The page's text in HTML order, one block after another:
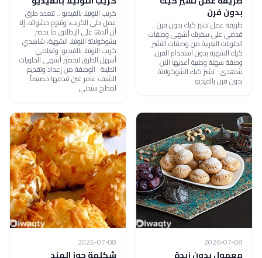
بدون فرن
طريقة عمل تشيز كيك بدون فرن ..
قدمي على سفرتك أشهى وصفات
الحلويات الغربية من وصفات التشيز
كيك الشهية بدون استخدام الفرن،
وصفة سهلة وطيبة أعديها الآن
شاهدي: تشيز كيك الشوكولاتة
بدون فرن بالفيديو
كريب النوتيلا بالفيديو .. تتعدد طرق
عمل حلى الكريب، وتتنوع حشواته، إلا
أن ألذها على الإطلاق ما يحضر
بشوكولاتة النوتيلا الشهية، شاهدي
كريب النوتيلا بالفيديو، وتعلمي
أسهل الطرق لتحضير أشهى الحلويات
الطيبة الوصفة من إعداد وتقديم
الشيف عامر غبن قدمها خصيصاً
لمطبخ سيدتي
2026-07-08
معمول بدون زبدة
2026-07-08
شكلمة جوز الهند